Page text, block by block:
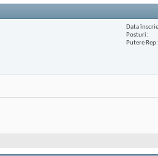
Data
Posturi
Putere Rep